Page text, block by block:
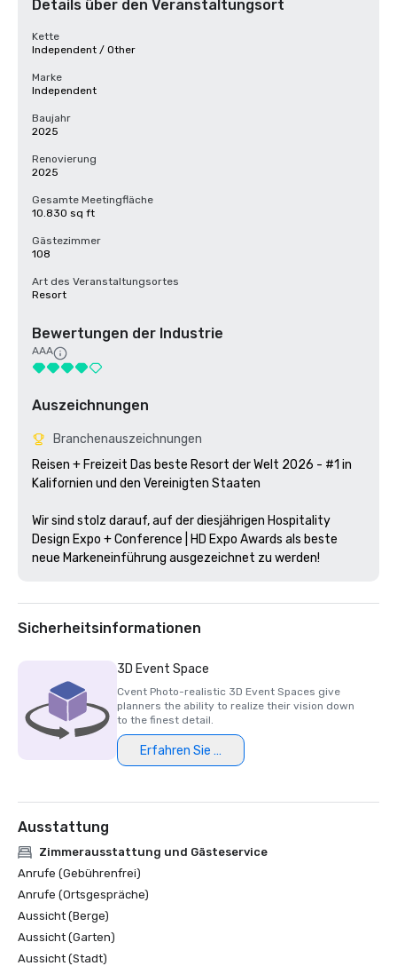
Details über den Veranstaltungsort
Kette
Independent / Other
Marke
Independent
Baujahr
2025
Renovierung
2025
Gesamte Meetingfläche
10.830 sq ft
Gästezimmer
108
Art des Veranstaltungsortes
Resort
Bewertungen der Industrie
AAA
Auszeichnungen
Branchenauszeichnungen
Reisen + Freizeit Das beste Resort der Welt 2026 - #1 in
Kalifornien und den Vereinigten Staaten
Wir sind stolz darauf, auf der diesjährigen Hospitality
Design Expo + Conference | HD Expo Awards als beste
neue Markeneinführung ausgezeichnet zu werden!
Sicherheitsinformationen
3D Event Space
Cvent Photo-realistic 3D Event Spaces give
planners the ability to realize their vision down
to the finest detail.
Erfahren Sie mehr
Ausstattung
Zimmerausstattung und Gästeservice
Anrufe (Gebührenfrei)
Anrufe (Ortsgespräche)
Aussicht (Berge)
Aussicht (Garten)
Aussicht (Stadt)